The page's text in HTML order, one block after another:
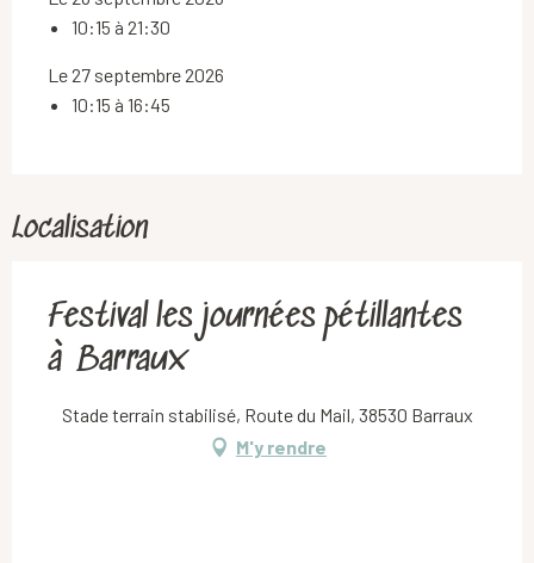
10:15 à 21:30
Le 27 septembre 2026
10:15 à 16:45
Localisation
Festival les journées pétillantes
à Barraux
Stade terrain stabilisé, Route du Mail, 38530 Barraux
M'y rendre